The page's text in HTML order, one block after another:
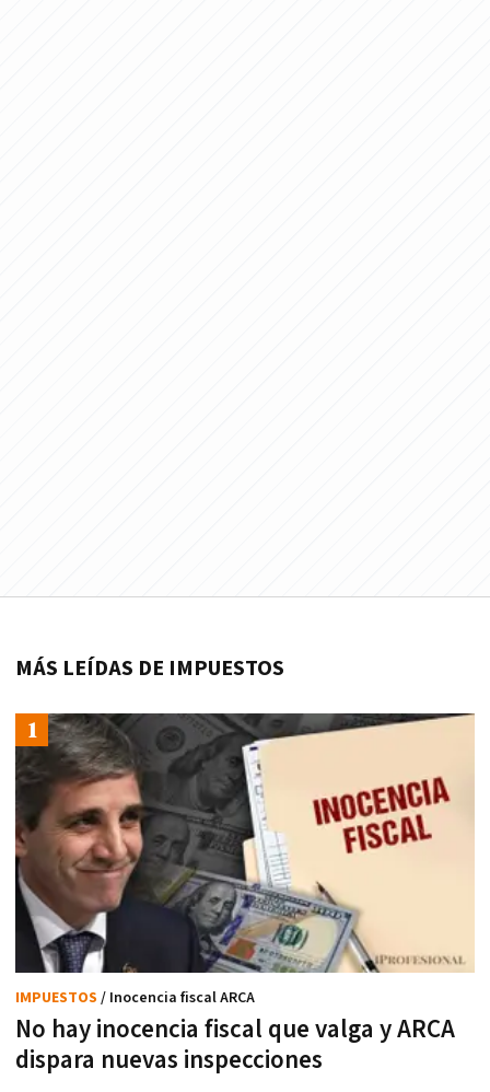
MÁS LEÍDAS DE IMPUESTOS
No hay inocencia fiscal que valga y ARCA
dispara nuevas inspecciones
IMPUESTOS / Inocencia fiscal ARCA